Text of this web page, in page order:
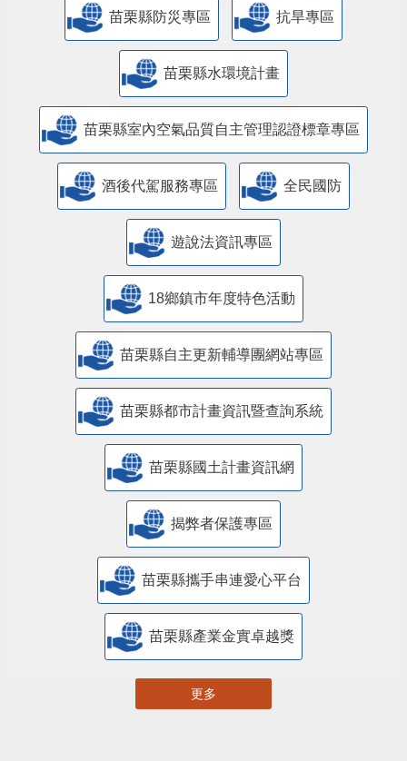
苗栗縣防災專區 抗旱專區
苗栗縣水環境計畫
苗栗縣室內空氣品質自主管理認證標章專區
酒後代駕服務專區 全民國防
遊說法資訊專區
18鄉鎮市年度特色活動
苗栗縣自主更新輔導團網站專區
苗栗縣都市計畫資訊暨查詢系統
苗栗縣國土計畫資訊網
揭弊者保護專區
苗栗縣攜手串連愛心平台
苗栗縣產業金實卓越獎
更多